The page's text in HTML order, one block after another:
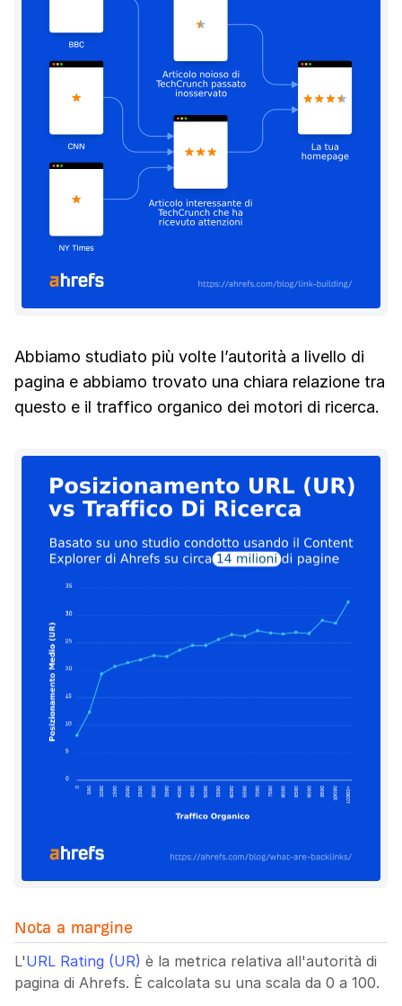
Abbiamo studiato più volte l’autorità a livello di
pagina e abbiamo trovato una chiara relazione tra
questo e il traffico organico dei motori di ricerca.
Nota a margine
L'URL Rating (UR) è la metrica relativa all'autorità di
pagina di Ahrefs. È calcolata su una scala da 0 a 100.